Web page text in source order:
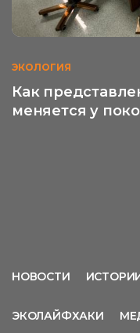
ЭКОЛОГИЯ
Как
меняется у
НОВОСТИ
ЭКОЛАЙФХАКИ